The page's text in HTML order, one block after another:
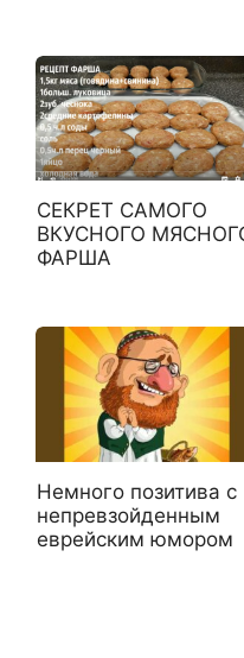
СЕКРЕТ САМОГО
ВКУСНОГО
ФАРША
Немного позитива с
непревзойденным
еврейским юмором